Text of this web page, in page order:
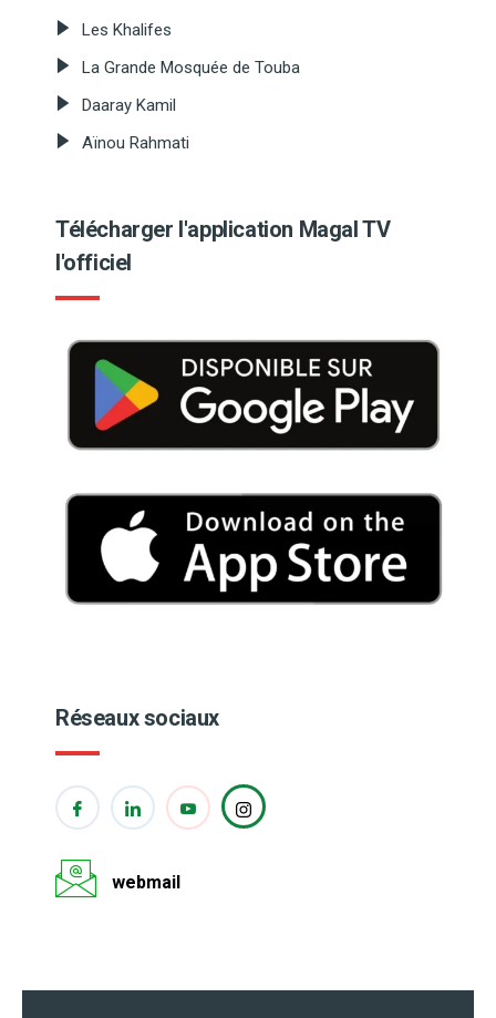
Les Khalifes
La Grande Mosquée de Touba
Daaray Kamil
Aïnou Rahmati
Télécharger l'application Magal TV
l'officiel
Réseaux sociaux
webmail